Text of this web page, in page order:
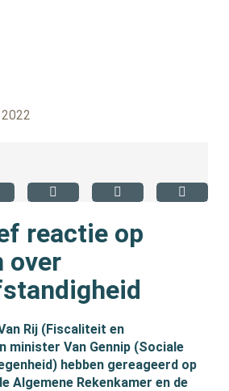
reactie op
over
Rij (Fiscaliteit en
minister Van Gennip (Sociale
hebben gereageerd op
Algemene Rekenkamer en de